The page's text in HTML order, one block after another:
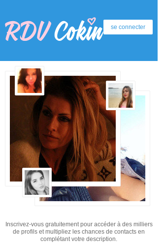
se connecter
Inscrivez-vous gratuitement pour accéder à des milliers
de profils et multipliez les chances de contacts en
complétant votre description.